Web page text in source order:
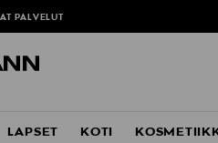
PALVELUT
LAPSET KOTI